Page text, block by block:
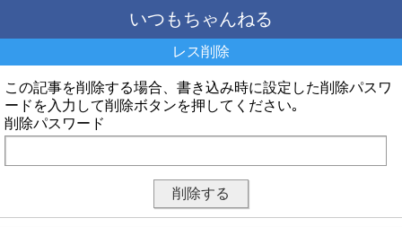
いつもちゃんねる
レス削除
この記事を削除する場合、書き込み時に設定した削除パスワ
ードを入力して削除ボタンを押してください｡
削除パスワード